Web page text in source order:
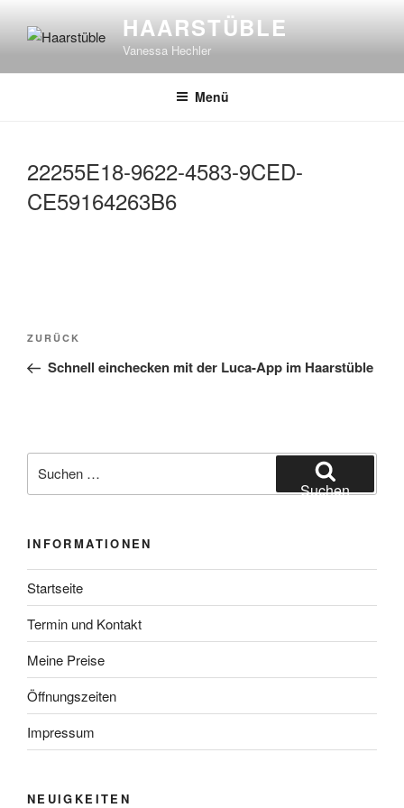
Inhalt
HAARSTÜBLE
Vanessa Hechler
Menü
22255E18-9622-4583-9CED-
CE59164263B6
Beitragsnavigation
Vorheriger
Beitrag
ZURÜCK
Schnell einchecken mit der Luca-App im Haarstüble
nach:
Suchen
INFORMATIONEN
Startseite
Termin und Kontakt
Meine Preise
Öffnungszeiten
Impressum
NEUIGKEITEN